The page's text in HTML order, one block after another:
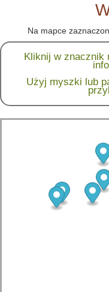
Na mapce
Kliknij w znacznik
Użyj myszki lub